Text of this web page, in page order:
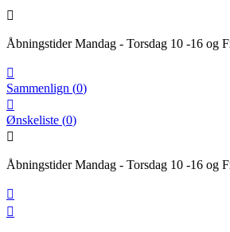

Åbningstider Mandag - Torsdag 10 -16 og

Sammenlign (0)

Ønskeliste (0)

Åbningstider Mandag - Torsdag 10 -16 og

